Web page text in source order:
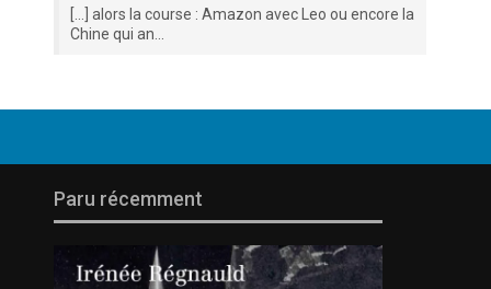
[…] alors la course : Amazon avec Leo ou encore la
Chine qui an...
Paru récemment